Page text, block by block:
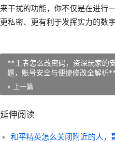
来干扰的功能，你不仅是在进行
更私密、更有利于发挥实力的数
**王者怎么改密码，资深玩家的
题，账号安全与便捷修改全解析
« 上一篇
延伸阅读